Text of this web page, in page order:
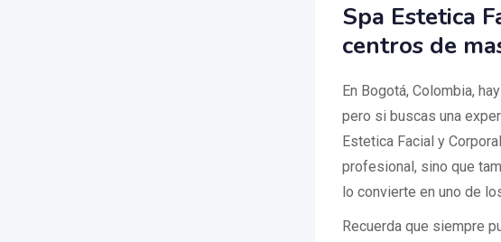
Spa Estetica
centros de
En Bogotá, Colombia,
pero si buscas una
Estetica Facial y
profesional, sino que
lo convierte en uno de
Recuerda que siempre